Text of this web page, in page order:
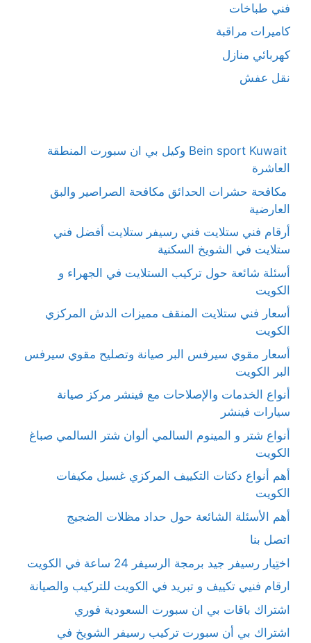
فني طباخات
كاميرات مراقبة
كهربائي منازل
نقل عفش
Bein sport Kuwait وكيل بي ان سبورت المنطقة
العاشرة
مكافحة حشرات الحدائق مكافحة الصراصير والبق
العارضية
أرقام فني ستلايت فني رسيفر ستلايت أفضل فني
ستلايت في الشويخ السكنية
أسئلة شائعة حول تركيب الستلايت في الجهراء و
الكويت
أسعار فني ستلايت المنقف مميزات الدش المركزي
الكويت
أسعار مقوي سيرفس البر صيانة وتصليح مقوي سيرفس
البر الكويت
أنواع الخدمات والإصلاحات مع فينشر مركز صيانة
سيارات فينشر
أنواع شتر و المينوم السالمي ألوان شتر السالمي صباغ
الكويت
أهم أنواع دكتات التكييف المركزي غسيل مكيفات
الكويت
أهم الأسئلة الشائعة حول حداد مظلات الضجيج
اتصل بنا
اختِيار رسيفر جيد برمجة الرسيفر 24 ساعة في الكويت
ارقام فنيي تكييف و تبريد في الكويت للتركيب والصيانة
اشتراك باقات بي ان سبورت السعودية فوري
اشتراك بي أن سبورت تركيب رسيفر الشويخ في